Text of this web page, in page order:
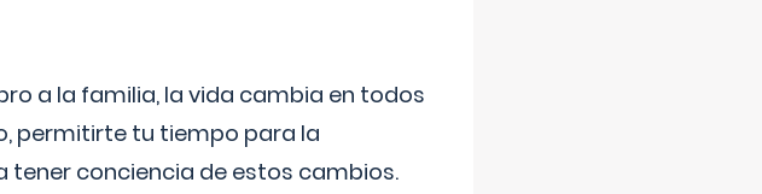
a la familia, la vida cambia en todos
permitirte tu tiempo para la
conciencia de estos cambios.